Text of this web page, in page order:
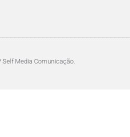
Self Media Comunicação.